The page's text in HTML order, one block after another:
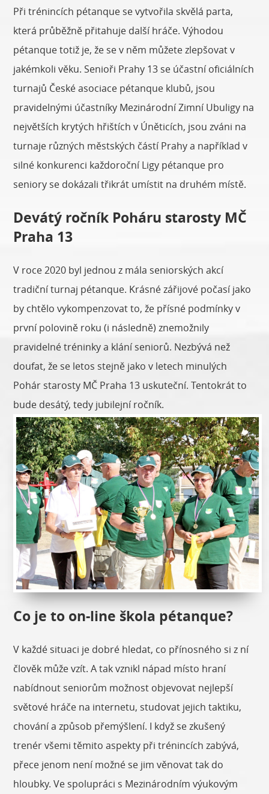
Při trénincích pétanque se vytvořila skvělá parta,
která průběžně přitahuje další hráče. Výhodou
pétanque totiž je, že se v něm můžete zlepšovat v
jakémkoli věku. Senioři Prahy 13 se účastní oficiálních
turnajů České asociace pétanque klubů, jsou
pravidelnými účastníky Mezinárodní Zimní Ubuligy na
největších krytých hřištích v Úněticích, jsou zváni na
turnaje různých městských částí Prahy a například v
silné konkurenci každoroční Ligy pétanque pro
seniory se dokázali třikrát umístit na druhém místě.
Devátý ročník Poháru starosty MČ
Praha 13
V roce 2020 byl jednou z mála seniorských akcí
tradiční turnaj pétanque. Krásné zářijové počasí jako
by chtělo vykompenzovat to, že přísné podmínky v
první polovině roku (i následně) znemožnily
pravidelné tréninky a klání seniorů. Nezbývá než
doufat, že se letos stejně jako v letech minulých
Pohár starosty MČ Praha 13 uskuteční. Tentokrát to
bude desátý, tedy jubilejní ročník.
Co je to on-line škola pétanque?
V každé situaci je dobré hledat, co přínosného si z ní
člověk může vzít. A tak vznikl nápad místo hraní
nabídnout seniorům možnost objevovat nejlepší
světové hráče na internetu, studovat jejich taktiku,
chování a způsob přemýšlení. I když se zkušený
trenér všemi těmito aspekty při trénincích zabývá,
přece jenom není možné se jim věnovat tak do
hloubky. Ve spolupráci s Mezinárodním výukovým